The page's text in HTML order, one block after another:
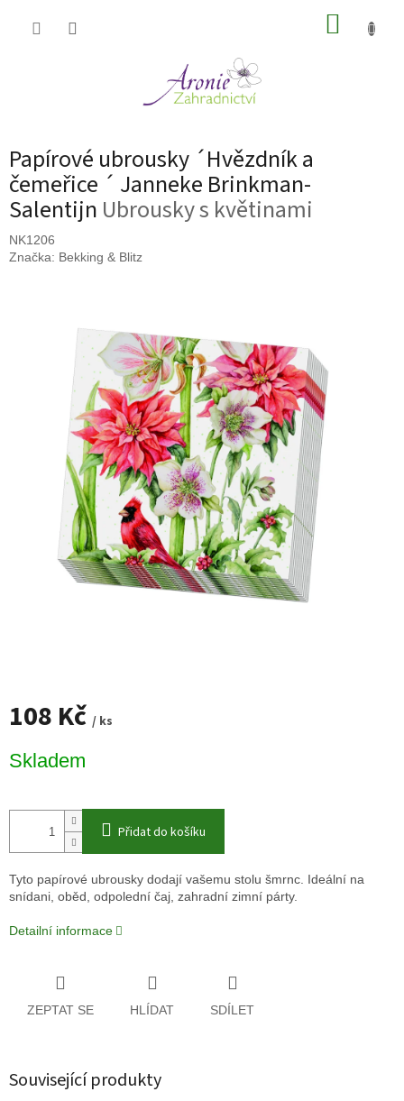
Papírové ubrousky ´Hvězdník a
čemeřice ´ Janneke Brinkman-
Salentijn Ubrousky s květinami
NK1206
Značka: Bekking & Blitz
108 Kč / ks
cena:
Skladem
Přidat do košíku
Tyto papírové ubrousky dodají vašemu stolu šmrnc. Ideální na
snídani, oběd, odpolední čaj, zahradní zimní párty.
Detailní informace
ZEPTAT SE HLÍDAT SDÍLET
Související produkty